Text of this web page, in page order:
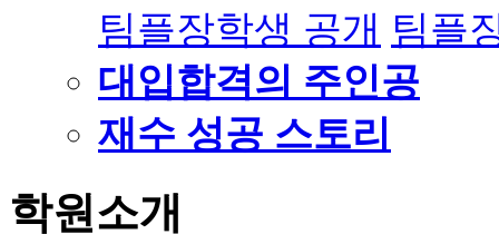
팀플장학생 공개 팀플
대입합격의 주인공
재수 성공 스토리
학원소개